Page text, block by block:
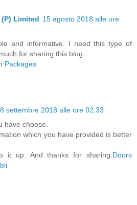
Limited 15 agosto 2018 alle ore
and informative. I need this type of
for sharing this blog.
Packages
8 settembre 2018 alle ore 02:33
have choose.
which you have provided is better
it up. And thanks for sharing. Doors